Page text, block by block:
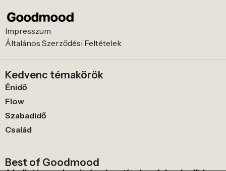
Impresszum
Általános Szerződési Feltételek
Kedvenc témakörök
Énidő
Flow
Szabadidő
Család
Best of Goodmood